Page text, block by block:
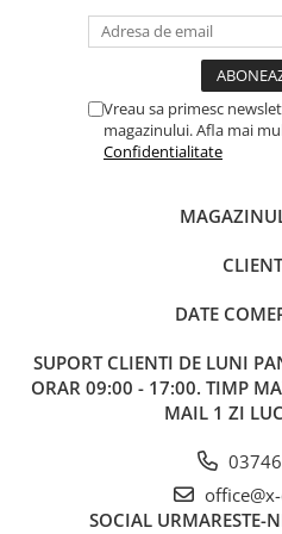
Longi
Invertor INVT XG50KTR
Smart Meter CHINT
Sistem de prindere panouri
Copex metalic 32 mm, cu
Canal cablu PVC 60×40 (2m)
Cablu MYYM 5×6 mm²,
8
Cablu solar 1×6 mm²
Cablu împământare MYF
Tablou AC & DC (siguranțe,
descărcătoare, cleme)
Vreau sa primesc
magazinului. Afla mai
Confidentialitate
DATE
SUPORT CLIENTI DE LUNI
ORAR 09:00 - 17:00. TIMP
MAIL 1 ZI
SOCIAL URMARESTE-